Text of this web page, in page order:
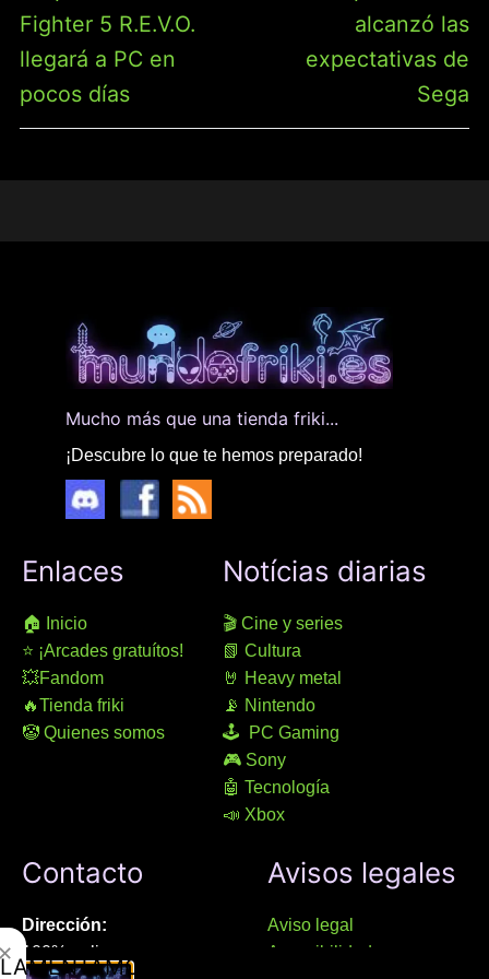
anterior:
Fighter 5 R.E.V.O.
llegará a PC en
pocos días
alcanzó las
expectativas de
Sega
Mucho más que una tienda friki...
¡Descubre lo que te hemos preparado!
Enlaces
🏠 Inicio
⭐ ¡Arcades gratuítos!
💥Fandom
🔥Tienda friki
🤡 Quienes somos
Notícias diarias
🎬 Cine y series
📗 Cultura
🤘 Heavy metal
📡 Nintendo
🕹 PC Gaming
🎮 Sony
🤖 Tecnología
📣 Xbox
Contacto
Dirección:
100% online
Avisos legales
Aviso legal
Accesibilidad
LAMENTAMOS